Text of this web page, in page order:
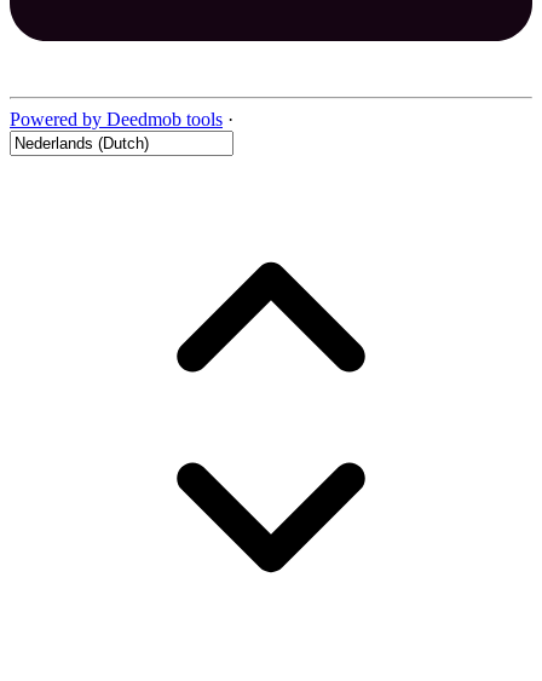
Powered by Deedmob tools ·